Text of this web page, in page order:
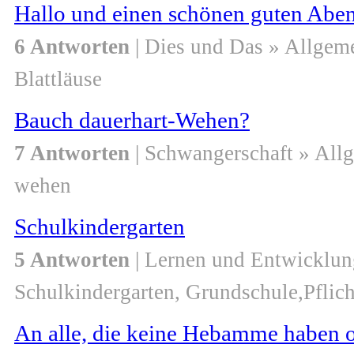
Hallo und einen schönen guten
6 Antworten | Dies und Das »
Blattläuse
Bauch dauerhart-Wehen?
7 Antworten | Schwangerschaft »
wehen
Schulkindergarten
5 Antworten | Lernen und
Schulkindergarten,
An alle, die keine Hebamme haben